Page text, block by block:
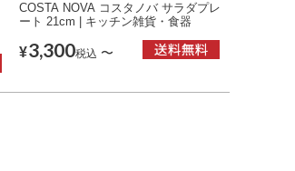
COSTA NOVA コスタノバ サラダプレ
ート 21cm | キッチン雑貨・食器
¥3,300税込 〜